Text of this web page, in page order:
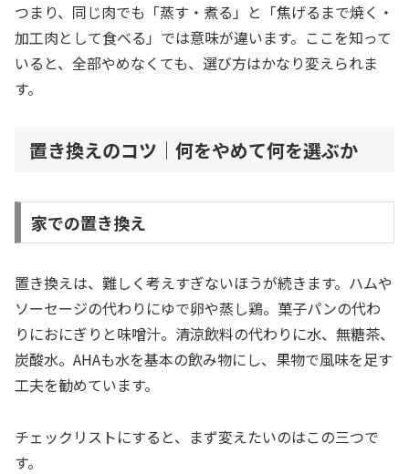
つまり、同じ肉でも「蒸す・煮る」と「焦げるまで焼く・
加工肉として食べる」では意味が違います。ここを知って
いると、全部やめなくても、選び方はかなり変えられま
す。
置き換えのコツ｜何をやめて何を選ぶか
家での置き換え
置き換えは、難しく考えすぎないほうが続きます。ハムや
ソーセージの代わりにゆで卵や蒸し鶏。菓子パンの代わ
りにおにぎりと味噌汁。清涼飲料の代わりに水、無糖茶、
炭酸水。AHAも水を基本の飲み物にし、果物で風味を足す
工夫を勧めています。
チェックリストにすると、まず変えたいのはこの三つで
す。